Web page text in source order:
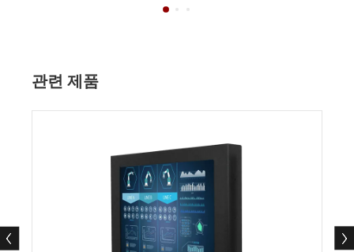
관련 제품